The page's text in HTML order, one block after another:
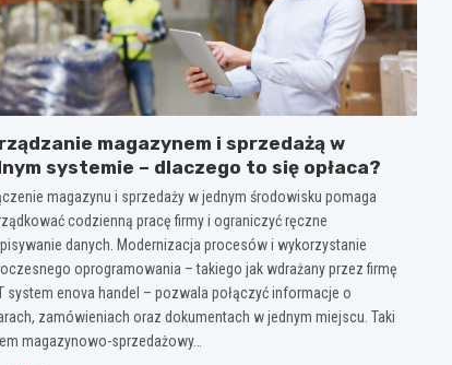
magazynem i sprzedażą w
systemie – dlaczego to się opłaca?
magazynu i sprzedaży w jednym środowisku pomaga
codzienną pracę firmy i ograniczyć ręczne
danych. Modernizacja procesów i wykorzystanie
oprogramowania – takiego jak wdrażany przez firmę
system enova handel – pozwala połączyć informacje o
zamówieniach oraz dokumentach w jednym miejscu. Taki
magazynowo-sprzedażowy…